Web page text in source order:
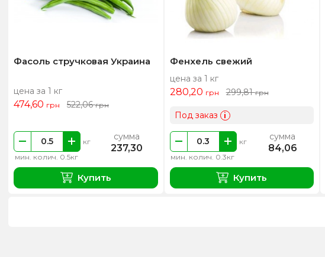
Фасоль стручковая Украина
цена за 1 кг
474,60 грн 522,06грн
мин. колич. 0.5кг
кг сумма
237,30
Купить
Фенхель свежий
цена за 1 кг
280,20 грн 299,81грн
Под заказ i
мин. колич. 0.3кг
кг сумма
84,06
Купить